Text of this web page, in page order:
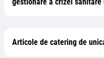
Articole de catering de